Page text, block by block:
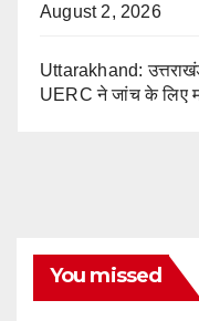
August 2, 2026
Uttarakhand:
UERC ने जांच के लिए
You missed